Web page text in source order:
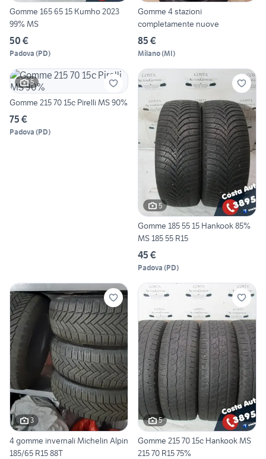
Gomme 165 65 15 Kumho 2023
99% MS
50 €
Padova (PD)
Gomme 4 stazioni
completamente nuove
85 €
Milano(MI)
5
Gomme 215 70 15c Pirelli MS 90%
75 €
Padova (PD)
5
Gomme 185 55 15 Hankook 85%
MS 185 55 R15
45 €
Padova (PD)
3
4 gomme invernali Michelin Alpin
185/65 R15 88T
5
Gomme 215 70 15c Hankook MS
215 70 R15 75%